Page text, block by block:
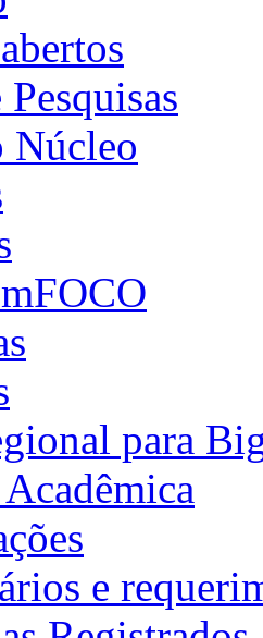
Núcleo
para
e